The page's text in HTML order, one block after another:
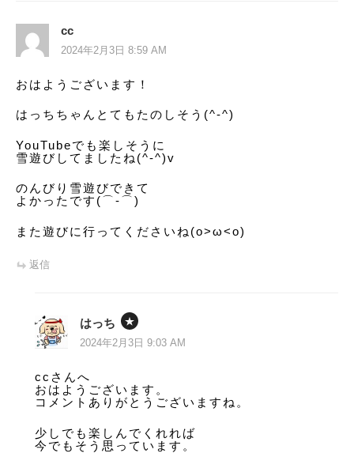
ー
シ
ョ
ン
cc
2024年2月3日 8:59 AM
おはようございます！
はっちちゃんとてもたのしそう(^-^)
YouTubeでも楽しそうに
雪遊びしてましたね(^-^)v
のんびり雪遊びできて
よかったです(⌒‐⌒)
また遊びに行ってくださいね(o>ω<o)
返信
はっち
2024年2月3日 9:03 AM
ccさんへ
おはようございます。
コメントありがとうございますね。
少しでも楽しんでくれれば
今でもそう思っています。